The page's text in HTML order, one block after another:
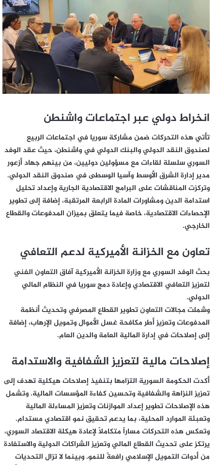
انخراط دولي عبر اجتماعات واشنطن
تأتي هذه التحركات ضمن مشاركة سوريا في اجتماعات الربيع
لصندوق النقد الدولي والبنك الدولي في واشنطن، حيث عقد الوفد
السوري سلسلة لقاءات مع مسؤولين دوليين، من بينهم جهاد أزعور
مدير إدارة الشرق الأوسط وآسيا الوسطى في صندوق النقد الدولي.
وتركزت المناقشات على البرامج الاقتصادية الجارية وإعداد تحليل
استدامة الدين ومشاورات المادة الرابعة المرتقبة، إضافة إلى تطوير
الإحصاءات الاقتصادية، خاصة فيما يتعلق بميزان المدفوعات والقطاع
الخارجي.
تعاون مع الخزانة الأميركية لدعم التعافي
بحث الوفد السوري مع وزارة الخزانة الأميركية آفاق التعاون الفني
لتعزيز التعافي الاقتصادي وإعادة دمج سوريا في النظام المالي
الدولي.
وشملت مجالات التعاون تطوير القطاع المصرفي وتحديث أنظمة
المدفوعات وتعزيز أطر مكافحة غسل الأموال وتمويل الإرهاب، إضافة
إلى إصلاحات في إدارة المالية العامة والدين العام.
إصلاحات مالية لتعزيز الشفافية والاستدامة
أكدت الحكومة السورية التزامها بتنفيذ إصلاحات هيكلية تهدف إلى
تعزيز النزاهة والشفافية وتحسين كفاءة المؤسسات المالية. وتشمل
هذه الإصلاحات تطوير إعداد الموازنات وتعزيز المساءلة المالية
وتعبئة الموارد المحلية، بما يدعم تحقيق نمو اقتصادي مستدام.
وتعكس هذه التحركات مساراً متكاملاً لإعادة هيكلة الاقتصاد السوري،
يرتكز على تحديث القطاع المالي وتعزيز الشراكات الدولية والاستفادة
من أدوات التمويل الإسلامي رافعةً للنمو. وبينما لا تزال التحديات